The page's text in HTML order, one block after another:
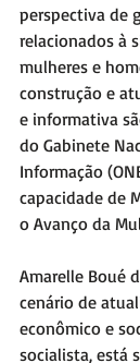
perspectiva de
relacionados à
mulheres e
construção e
e informativa
do Gabinete
Informação
capacidade de
o Avanço da
Amarelle Boué
cenário de
econômico e
socialista, está